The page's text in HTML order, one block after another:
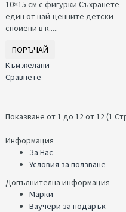
10×15 см с фигурки Съхранете
един от най-ценните детски
спомени в к.....
ПОРЪЧАЙ
Към желани
Сравнете
Показване от 1 до 12 от 12 (1
Информация
За Нас
Условия за ползване
Допълнителна информация
Марки
Ваучери за подарък